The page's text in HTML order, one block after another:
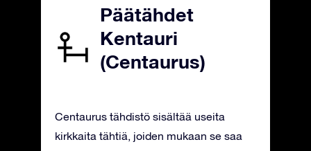
Päätähdet
Kentauri
(Centaurus)
Centaurus tähdistö sisältää useita
kirkkaita tähtiä, joiden mukaan se saa